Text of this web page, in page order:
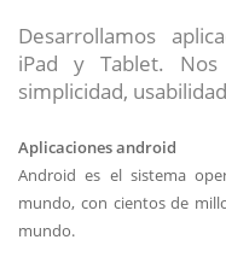
Desarrollamos
iPad y Tablet. Nos
simplicidad,
Aplicaciones android
Android es el sistema
mundo, con cientos de
mundo.